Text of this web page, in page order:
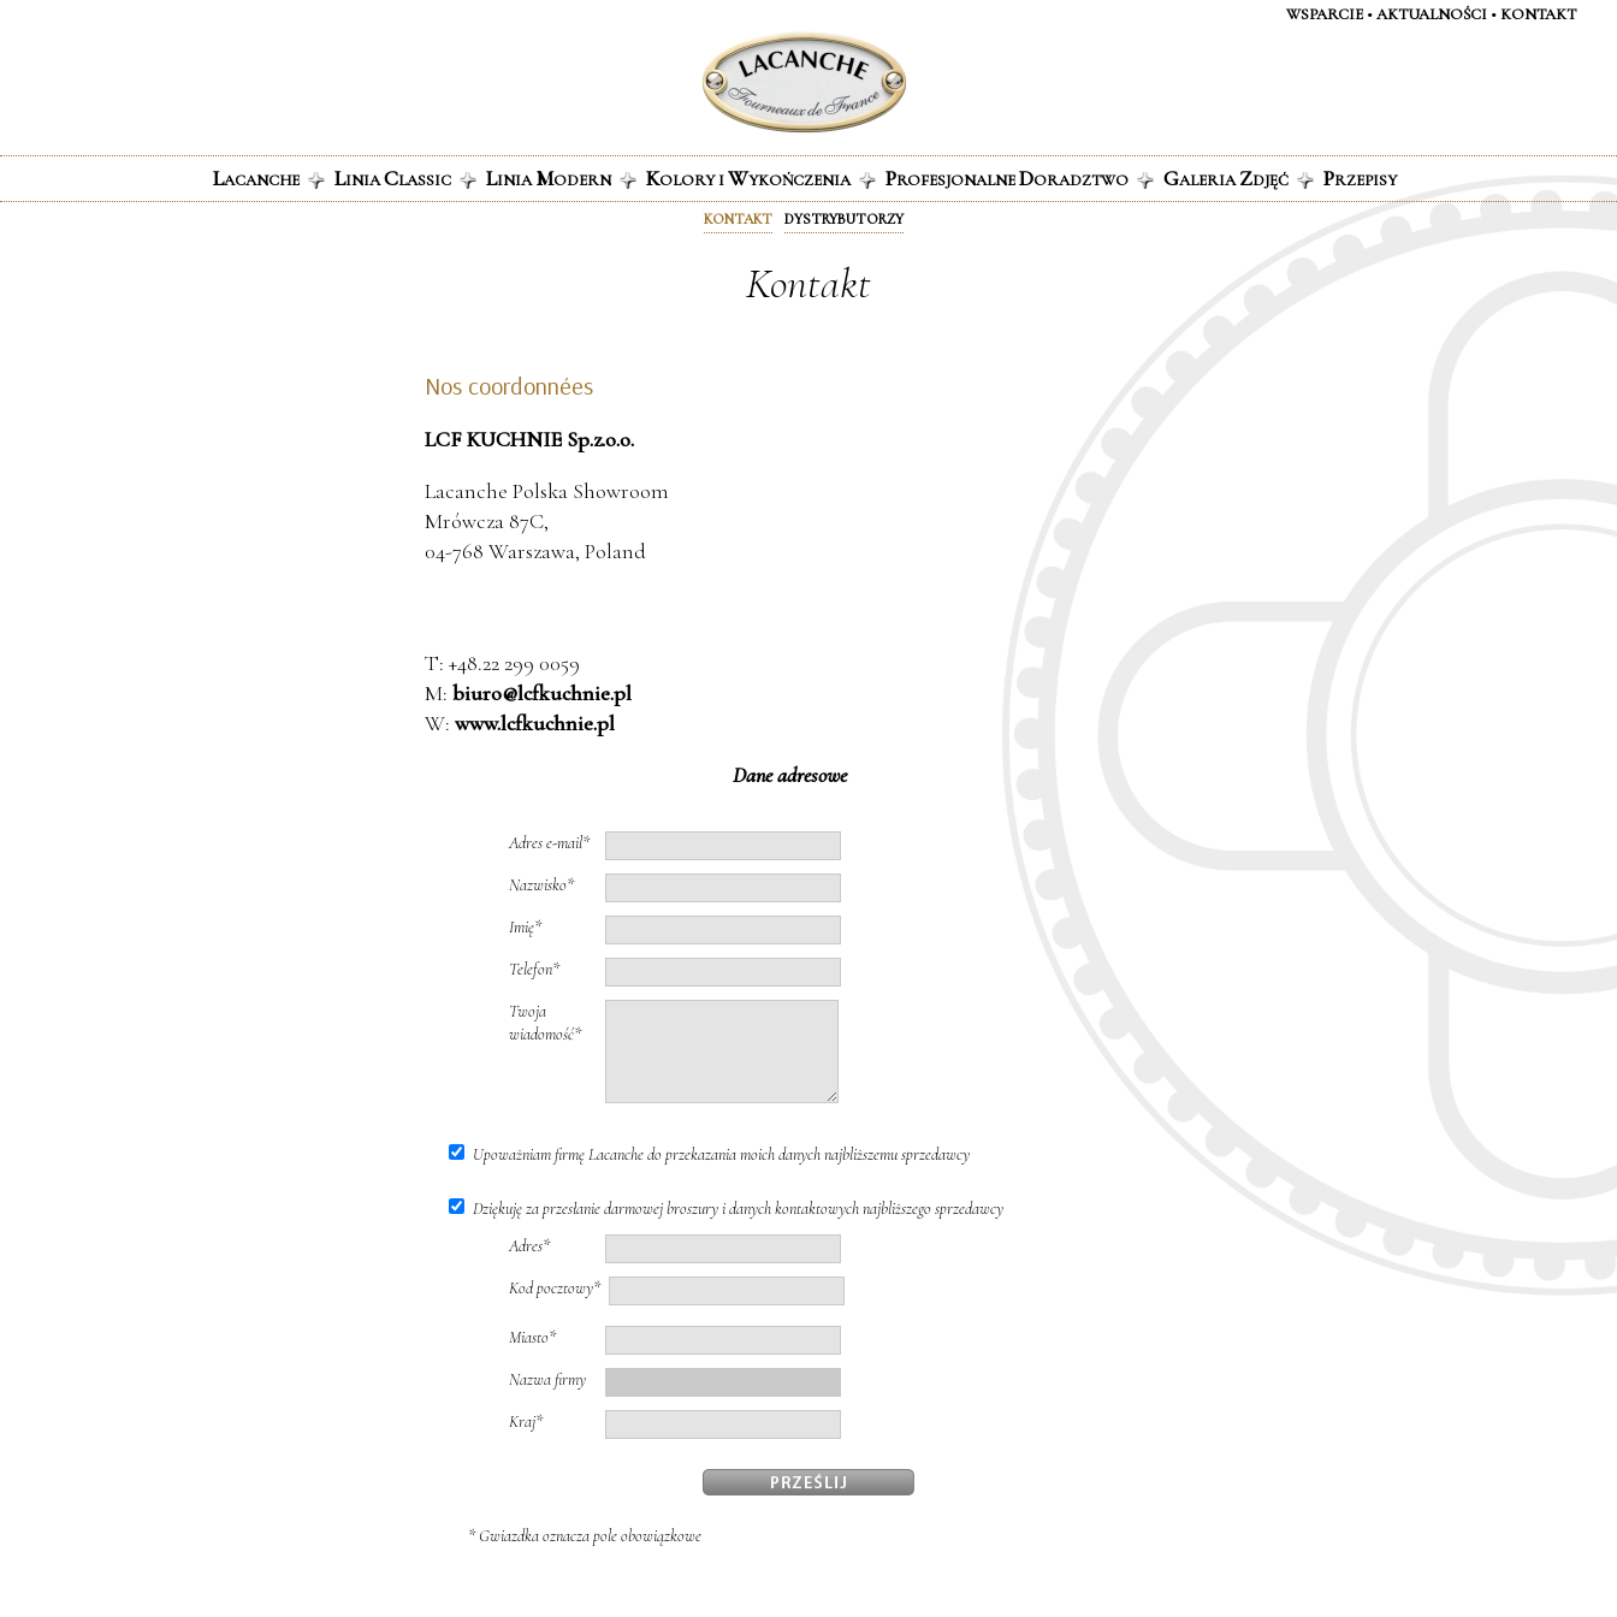
WSPARCIE •AKTUALNOŚCI •KONTAKT
LACANCHE LINIACLASSIC LINIAMODERN KOLORY I WYKOŃCZENIA PROFESJONALNEDORADZTWO GALERIAZDJĘĆ PRZEPISY
KONTAKT DYSTRYBUTORZY
Kontakt
Nos coordonnées
LCF KUCHNIE Sp.z.o.o.
Lacanche Polska Showroom
Mrówcza 87C,
04-768 Warszawa, Poland
T: +48.22 299 0059
M: biuro@lcfkuchnie.pl
W: www.lcfkuchnie.pl
Dane adresowe
Adres e-mail*
Nazwisko*
Imię*
Telefon*
Twoja
wiadomość*
Upoważniam firmę Lacanche do przekazania moich danych najbliższemu sprzedawcy
Dziękuję za przesłanie darmowej broszury i danych kontaktowych najbliższego sprzedawcy
Adres*
Kod pocztowy*
Miasto*
Nazwa firmy
Kraj*
* Gwiazdka oznacza pole obowiązkowe